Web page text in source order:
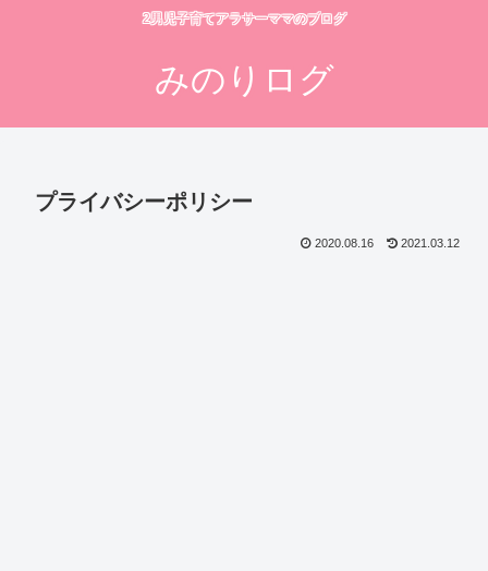
2男児子育てアラサーママのブログ
みのりログ
プライバシーポリシー
2020.08.16 2021.03.12